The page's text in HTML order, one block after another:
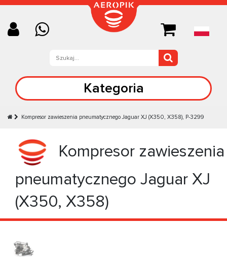
Kategoria
Kompresor zawieszenia pneumatycznego Jaguar XJ (X350, X358), P-3299
Kompresor zawieszenia
pneumatycznego Jaguar XJ
(X350, X358)